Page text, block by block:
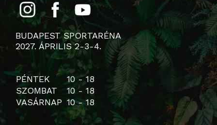
BUDAPEST SPORTARÉNA
2027. ÁPRILIS 2-3-4.
PÉNTEK
10 - 18
SZOMBAT
10 - 18
VASÁRNAP 10 - 18